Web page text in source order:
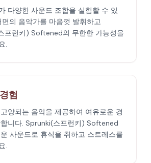
다양한 사운드 조합을 실험할 수 있
면의 음악가를 마음껏 발휘하고
프런키) Softened의 무한한 가능성을
.
험
양되는 음악을 제공하여 여유로운 경
니다. Sprunki(스프런키) Softened
사운드로 휴식을 취하고 스트레스를
.